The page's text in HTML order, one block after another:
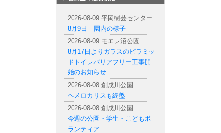
2026-08-09 平岡樹芸センター
8月9日 園内の様子
2026-08-09 モエレ沼公園
8月17日よりガラスのピラミッ
ドトイレバリアフリー工事開
始のお知らせ
2026-08-08 創成川公園
ヘメロカリスも終盤
2026-08-08 創成川公園
今週の公園・学生・こどもボ
ランティア